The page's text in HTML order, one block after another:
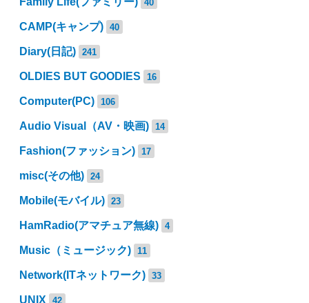
40
CAMP(キャンプ) 40
Diary(日記) 241
OLDIES BUT GOODIES 16
Computer(PC) 106
Audio Visual（AV・映画) 14
Fashion(ファッション) 17
misc(その他) 24
Mobile(モバイル) 23
HamRadio(アマチュア無線) 4
Music（ミュージック) 11
Network(ITネットワーク) 33
UNIX 42